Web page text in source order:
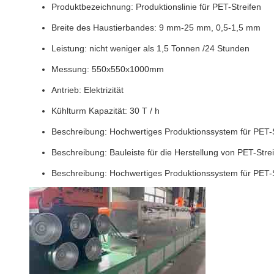
Produktbezeichnung: Produktionslinie für PET-Streifen
Breite des Haustierbandes: 9 mm-25 mm, 0,5-1,5 mm
Leistung: nicht weniger als 1,5 Tonnen /24 Stunden
Messung: 550x550x1000mm
Antrieb: Elektrizität
Kühlturm Kapazität: 30 T / h
Beschreibung: Hochwertiges Produktionssystem für PET-
Beschreibung: Bauleiste für die Herstellung von PET-
Beschreibung: Hochwertiges Produktionssystem für PET-